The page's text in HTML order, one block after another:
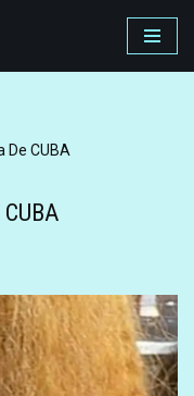
De CUBA